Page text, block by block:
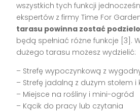
wszystkich tych funkcji
ekspertów z firmy Time For
tarasu powinna zostać
będą spełniać różne funkcje [3].
dużego tarasu możesz wydzielić:
– Strefę wypoczynkową z
– Strefę jadalną z dużym stołem i
– Miejsce na rośliny i mini-ogród
– Kącik do pracy lub czytania